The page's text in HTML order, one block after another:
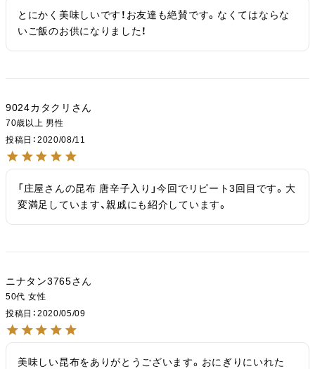
とにかく美味しいです！お友達も絶賛です。なくてはならな
いご飯のお供になりました！
9024カタクリ
70歳以上 男性
投稿日
2020/08/11
「庄屋さんの昆布 唐辛子入り」今回でリピート3回目です。大
変満足しています、親戚にも紹介しています。
ニナタン3765
50代 女性
投稿日
2020/05/09
美味しい昆布をありがとうございます。おにぎりにいれた